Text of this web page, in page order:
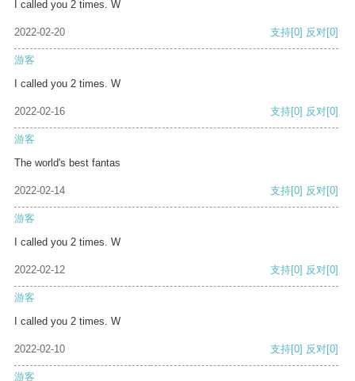
I called you 2 times. W
2022-02-20 支持[0] 反对[0]
游客
I called you 2 times. W
2022-02-16 支持[0] 反对[0]
游客
The world's best fantas
2022-02-14 支持[0] 反对[0]
游客
I called you 2 times. W
2022-02-12 支持[0] 反对[0]
游客
I called you 2 times. W
2022-02-10 支持[0] 反对[0]
游客